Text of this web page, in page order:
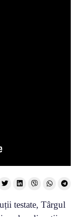
testate, Târgul